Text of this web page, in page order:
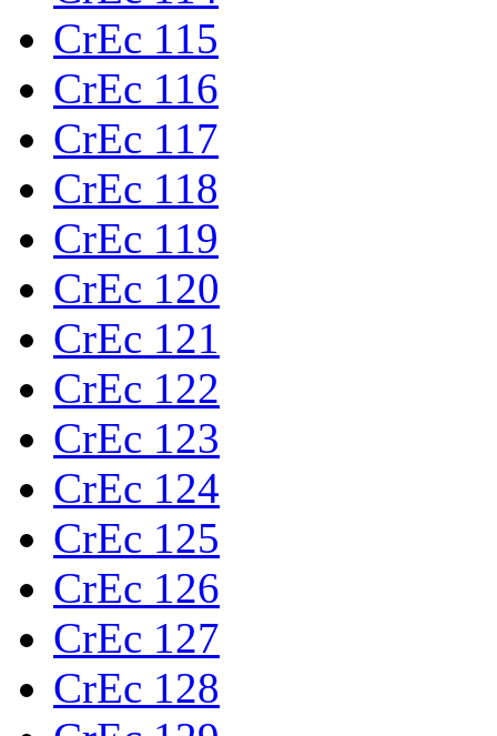
CrEc 115
CrEc 116
CrEc 117
CrEc 118
CrEc 119
CrEc 120
CrEc 121
CrEc 122
CrEc 123
CrEc 124
CrEc 125
CrEc 126
CrEc 127
CrEc 128